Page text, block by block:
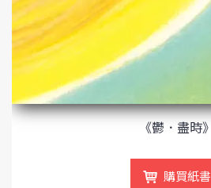
《鬱．盡時》
購買紙書